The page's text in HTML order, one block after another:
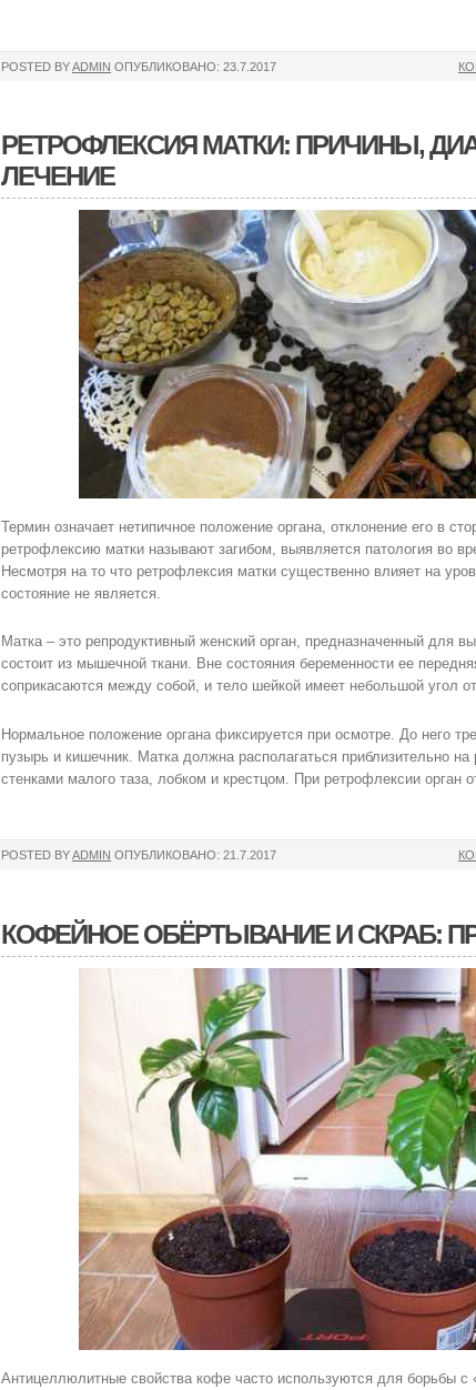
POSTED BYADMIN ОПУБЛИКОВАНО: 23.7.2017
РЕТРОФЛЕКСИЯ МАТКИ: ПРИЧИНЫ,
ЛЕЧЕНИЕ
Термин означает нетипичное положение органа, отклонение его в
ретрофлексию матки называют загибом, выявляется патология во
Несмотря на то что ретрофлексия матки существенно влияет на
состояние не является.
Матка – это репродуктивный женский орган, предназначенный для
состоит из мышечной ткани. Вне состояния беременности ее
соприкасаются между собой, и тело шейкой имеет небольшой угол
Нормальное положение органа фиксируется при осмотре. До него
пузырь и кишечник. Матка должна располагаться приблизительно
стенками малого таза, лобком и крестцом. При ретрофлексии орган
POSTED BYADMIN ОПУБЛИКОВАНО: 21.7.2017
КОФЕЙНОЕ ОБЁРТЫВАНИЕ И СКРАБ:
Антицеллюлитные свойства кофе часто используются для борьбы с